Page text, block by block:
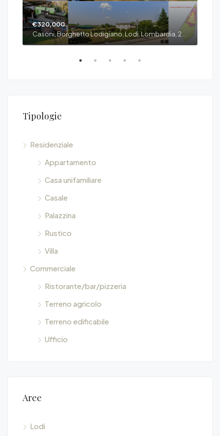
€320,000
Tipologie
Residenziale
Appartamento
Casa unifamiliare
Casale
Palazzina
Rustico
Villa
Commerciale
Ristorante/bar/pizzeria
Terreno agricolo
Terreno edificabile
Ufficio
Aree
Lodi